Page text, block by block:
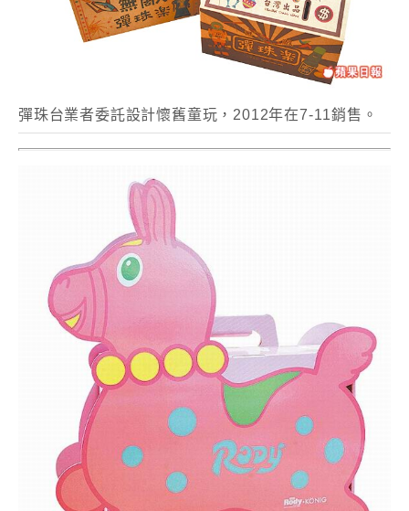
彈珠台業者委託設計懷舊童玩，2012年在7-11銷售。